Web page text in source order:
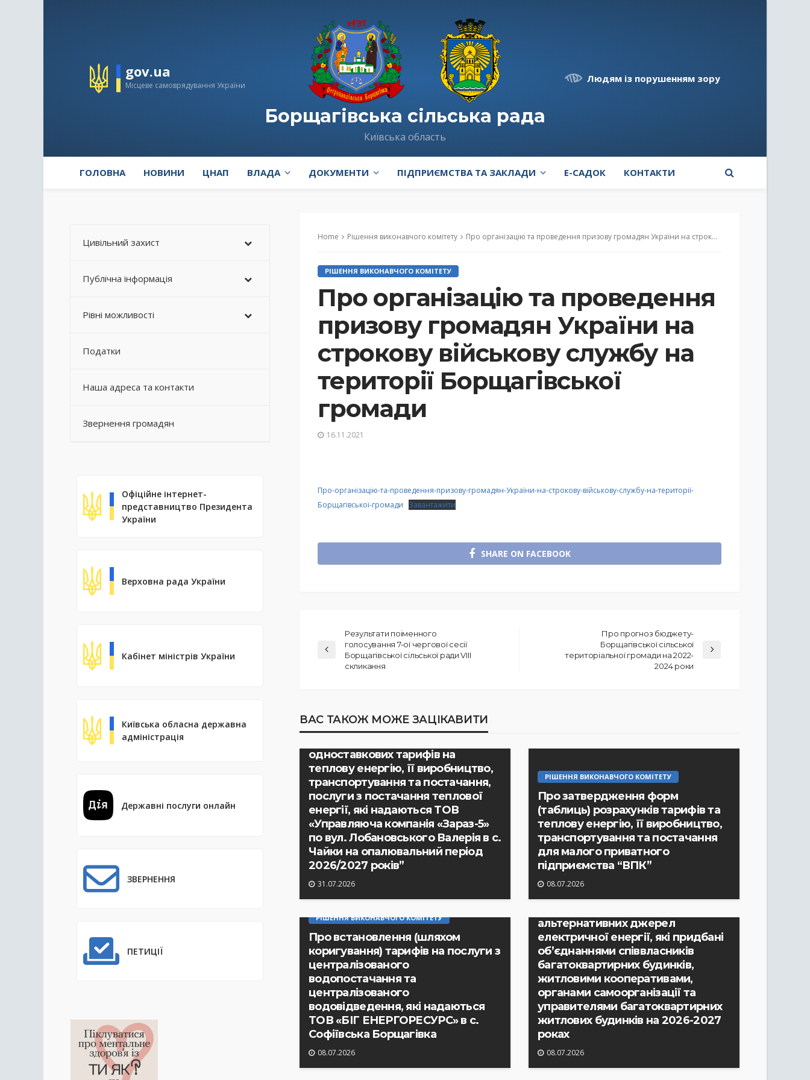
gov.ua
Місцеве самоврядування України
Борщагівська сільська рада
Київська область
Людям із порушенням зору
ГОЛОВНА НОВИНИ ЦНАП ВЛАДА ДОКУМЕНТИ ПІДПРИЄМСТВА ТА ЗАКЛАДИ E-САДОК КОНТАКТИ
Home Рішення виконавчого комітету Про організацію та проведення призову громадян України на строкову військову службу на території Борщагівської громади
РІШЕННЯ ВИКОНАВЧОГО КОМІТЕТУ
Про організацію та проведення
призову громадян України на
строкову військову службу на
території Борщагівської
громади
16.11.2021
Про-організацію-та-проведення-призову-громадян-України-на-строкову-військову-службу-на-території-
Борщагівської-громади
Завантажити
SHARE ON FACEBOOK
Результати поіменного
голосування 7-ої чергової сесії
Борщагівської сільської ради VIII
скликання
Про прогноз бюджету-
Борщагівської сільської
територіальної громади на 2022-
2024 роки
ВАС ТАКОЖ МОЖЕ ЗАЦІКАВИТИ
Рішення виконавчого комітету №
одноставкових тарифів на
теплову енергію, її виробництво,
транспортування та постачання,
послуги з постачання теплової
енергії, які надаються ТОВ
«Управляюча компанія «Зараз-5»
по вул. Лобановського Валерія в с.
Чайки на опалювальний період
2026/2027 років”
31.07.2026
РІШЕННЯ ВИКОНАВЧОГО КОМІТЕТУ
Про затвердження форм
(таблиць) розрахунків тарифів та
теплову енергію, її виробництво,
транспортування та постачання
для малого приватного
підприємства “ВПК”
08.07.2026
РІШЕННЯ ВИКОНАВЧОГО КОМІТЕТУ
Про встановлення (шляхом
коригування) тарифів на послуги з
централізованого
водопостачання та
централізованого
водовідведення, які надаються
ТОВ «БІГ ЕНЕРГОРЕСУРС» в с.
Софіївська Борщагівка
08.07.2026
РІШЕННЯ ВИКОНАВЧОГО КОМІТЕТУ
Про затвердження протоколу №
альтернативних джерел
електричної енергії, які придбані
об’єднаннями співвласників
багатоквартирних будинків,
житловими кооперативами,
органами самоорганізації та
управителями багатоквартирних
житлових будинків на 2026-2027
роках
08.07.2026
Цивільний захист
Публічна інформація
Рівні можливості
Податки
Наша адреса та контакти
Звернення громадян
Офіційне інтернет-
представництво Президента
України
Верховна рада України
Кабінет міністрів України
Київська обласна державна
адміністрація
Державні послуги онлайн
ЗВЕРНЕННЯ
ПЕТИЦІЇ